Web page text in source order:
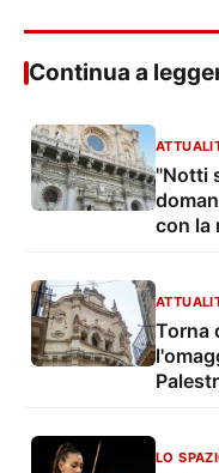
Continua a
"Notti
con la
Torna
LO